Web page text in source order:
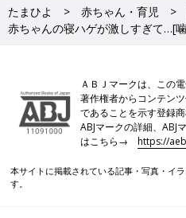
たまひよ 赤ちゃん・育児
赤ちゃんの寝ハゲが激しすぎて…[
ＡＢＪマークは、この
著作権者からコンテン
であることを示す登録
ABJマークの詳細、ABJ
はこちら→https://
本サイトに掲載されている記事・写真・イ
す。